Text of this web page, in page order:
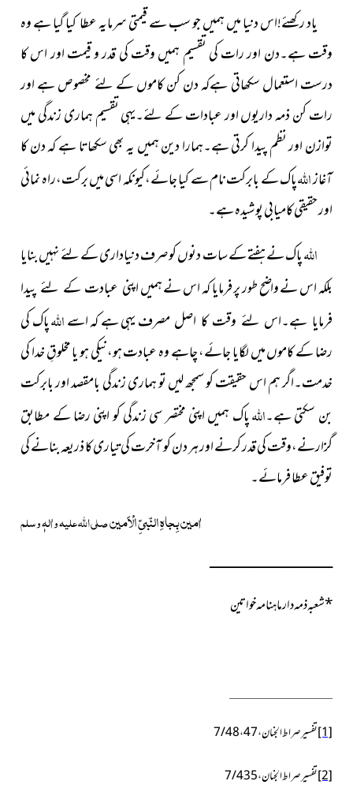
یاد رکھئے!اس دنیا میں ہمیں جو سب سے قیمتی سرمایہ عطا کیا گیا ہے وہ
وقت ہے۔دن اور رات کی تقسیم ہمیں وقت کی قدر و قیمت اور اس کا
درست استعمال سکھاتی ہےکہ دن کن کاموںکے لئے مخصوص ہے اور
رات کن ذمہ داریوں اور عبادات کے لئے۔یہی تقسیم ہماری زندگی میں
توازن اور نظم پیدا کرتی ہے۔ہمارا دین ہمیں یہ بھی سکھاتا ہے کہ دن کا
آغازاللہپاک کے بابرکت نام سے کیا جائے،کیونکہ اسی میں برکت،راہ نمائی
اور حقیقی کامیابی پوشیدہ ہے۔
اللہپاک نے ہفتے کے سات دنوں کو صرف دنیاداری کے لئے نہیں بنایا
بلکہ اس نے واضح طور پر فرمایا کہ اس نے ہمیںاپنی عبادت کے لئے پیدا
فرمایا ہے۔اس لئے وقت کا اصل مصرفیہی ہے کہ اسےاللہپاک کی
رضا کے کاموں میں لگایا جائے، چاہے وہ عبادت ہو،نیکی ہو یا مخلوقِ خدا کی
خدمت۔اگر ہم اس حقیقت کو سمجھ لیں تو ہماری زندگی بامقصد اور بابرکت
بن سکتی ہے۔اللہپاک ہمیں اپنی مختصر سی زندگی کو اپنی رضا کے مطابق
گزارنے،وقت کی قدر کرنے اور ہر دن کو آخرت کی تیاری کا ذریعہ بنانے کی
توفیق عطا فرمائے۔
اٰمین بِجاہِ النّبیِّ الْاَمینصلی اللہ علیہ واٰلہٖ وسلم
ــــــــــــــــــــــــــــــــــــــــــــــــــــــــــــــــــــــــــــــ
*شعبہ ذمہ دار ماہنامہ خواتین
[1]تفسیر صراط الجنان،7/48،47
[2]تفسیر صراط الجنان،7/435